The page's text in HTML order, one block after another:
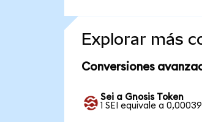
Explorar más
Conversiones
Sei a Gnosis Token
1 SEI equivale a